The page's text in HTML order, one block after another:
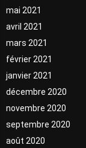
mai 2021
avril 2021
mars 2021
février 2021
janvier 2021
décembre 2020
novembre 2020
septembre 2020
août 2020